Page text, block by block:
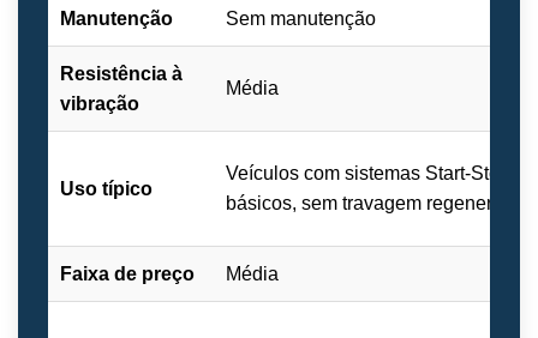
Manutenção Sem manutenção
Resistência à
vibração
Média
Uso típico
Veículos com sistemas Start-Stop
básicos, sem travagem regenerativa
Faixa de preço Média